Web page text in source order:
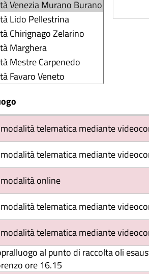
telematica mediante
telematica mediante
online
telematica mediante
telematica mediante
al punto di raccolta oli
ore 16.15